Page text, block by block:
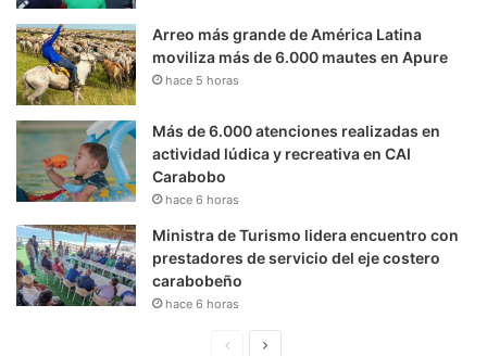
Arreo más grande de América Latina
moviliza más de 6.000 mautes en Apure
hace 5 horas
Más de 6.000 atenciones realizadas en
actividad lúdica y recreativa en CAI
Carabobo
hace 6 horas
Ministra de Turismo lidera encuentro con
prestadores de servicio del eje costero
carabobeño
hace 6 horas